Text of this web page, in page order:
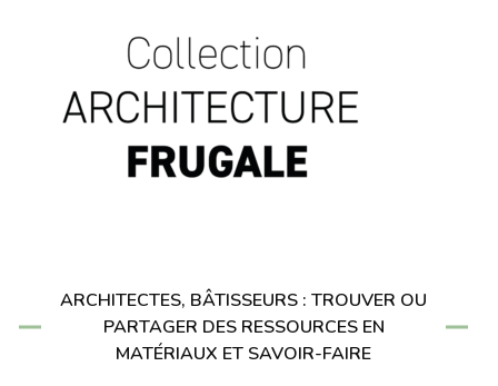
ARCHITECTES, BÂTISSEURS : TROUVER OU
PARTAGER DES RESSOURCES EN
MATÉRIAUX ET SAVOIR-FAIRE